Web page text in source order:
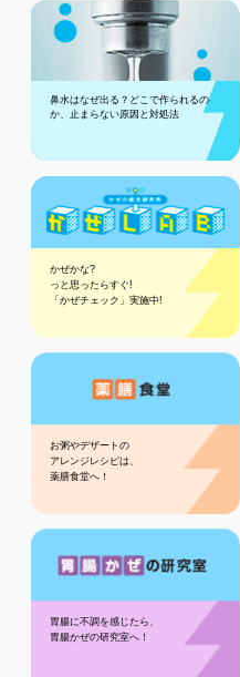
鼻水はなぜ出る？どこで作られるの
か、止まらない原因と対処法
かぜかな?
っと思ったらすぐ!
「かぜチェック」実施中!
お粥やデザートの
アレンジレシピは、
薬膳食堂へ！
胃腸に不調を感じたら、
胃腸かぜの研究室へ！